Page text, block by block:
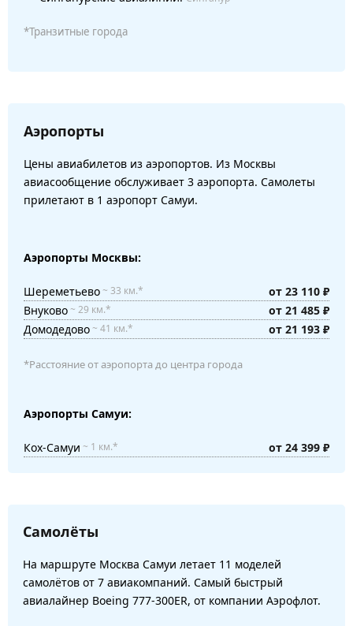
*Транзитные города
Аэропорты
Цены авиабилетов из аэропортов. Из Москвы
авиасообщение обслуживает 3 аэропорта. Самолеты
прилетают в 1 аэропорт Самуи.
Аэропорты Москвы:
Шереметьево~ 33 км.*
от 23 110 ₽
Внуково~ 29 км.*
от 21 485 ₽
Домодедово~ 41 км.* от 21 193 ₽
*Расстояние от аэропорта до центра города
Аэропорты Самуи:
Кох-Самуи ~ 1 км.* от 24 399 ₽
Самолёты
На маршруте Москва Самуи летает 11 моделей
самолётов от 7 авиакомпаний. Самый быстрый
авиалайнер Boeing 777-300ER, от компании Аэрофлот.